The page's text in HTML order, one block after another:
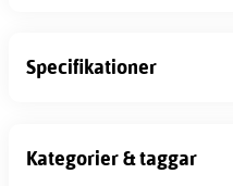
Specifikationer
Kategorier & taggar